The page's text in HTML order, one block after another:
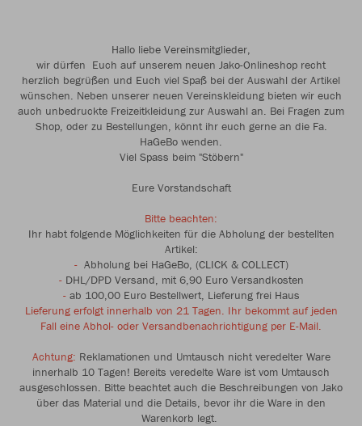
Hallo liebe Vereinsmitglieder,
wir dürfen Euch auf unserem neuen Jako-Onlineshop recht
herzlich begrüßen und Euch viel Spaß bei der Auswahl der Artikel
wünschen. Neben unserer neuen Vereinskleidung bieten wir euch
auch unbedruckte Freizeitkleidung zur Auswahl an. Bei Fragen zum
Shop, oder zu Bestellungen, könnt ihr euch gerne an die Fa.
HaGeBo wenden.
Viel Spass beim "Stöbern"
Eure Vorstandschaft
Bitte beachten:
Ihr habt folgende Möglichkeiten für die Abholung der bestellten
Artikel:
-Abholung bei HaGeBo, (CLICK & COLLECT)
-DHL/DPD Versand, mit 6,90 Euro Versandkosten
-ab 100,00 Euro Bestellwert, Lieferung frei Haus
Lieferung erfolgt innerhalb von 21 Tagen. Ihr bekommt auf jeden
Fall eine Abhol- oder Versandbenachrichtigung per E-Mail.
Achtung: Reklamationen und Umtausch nicht veredelter Ware
innerhalb 10 Tagen! Bereits veredelte Ware ist vom Umtausch
ausgeschlossen. Bitte beachtet auch die Beschreibungen von Jako
über das Material und die Details, bevor ihr die Ware in den
Warenkorb legt.